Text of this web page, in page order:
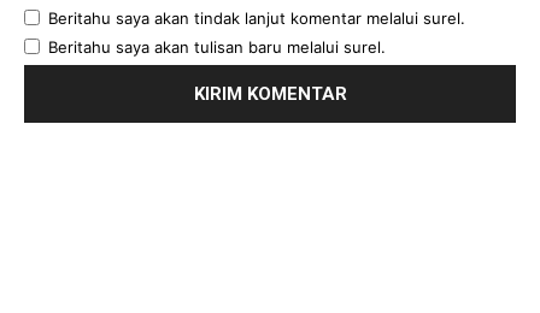
Beritahu saya akan tindak lanjut komentar melalui surel.
Beritahu saya akan tulisan baru melalui surel.